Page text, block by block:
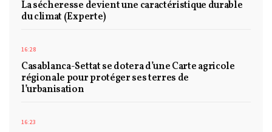
La sécheresse devient une caractéristique durable
du climat (Experte)
16:28
Casablanca-Settat se dotera d’une Carte agricole
régionale pour protéger ses terres de
l’urbanisation
16:23